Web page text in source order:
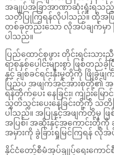
အချုပ်အခြာအာဏာဆုံးရှုံးရ
သတိပြုကြရန်လိုပါသည်။ ထိုအဖ
တစ်ခုတည်းသော လိုအပ်ချက်မှာ
ပါသည်။
ပြည်ထောင်စုဖွား တိုင်းရင်းသား
ရာစုနှစ်ပေါင်းများစွာ ဖြစ်တ
နှင့် ချစ်ခင်ရင်းနှီးမှုတို့ကို ဖြိုခွဲ
ပြည်ပ အဖျက်အင်အားစုတို့၏ အချ
ရန်တိုက်ပေး နေခြင်း၊ ကျဉ်းမြ
သွတ်သွင်းပေးနေခြင်းတို့ကို သ
ပါသည်။ အပြုနှင့်အဖျက်တို့မှ ဖ
အပြစ်၊ အဆိုးနှင့်အကောင်းတို့ကို
အမှားကို ခွဲခြားရှုမြင်ကြရန် လို
နိုင်ငံတော်စီမံအုပ်ချုပ်ရေးကော